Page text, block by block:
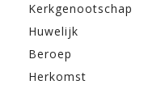
Kerkgenootschap
Huwelijk
Beroep
Herkomst